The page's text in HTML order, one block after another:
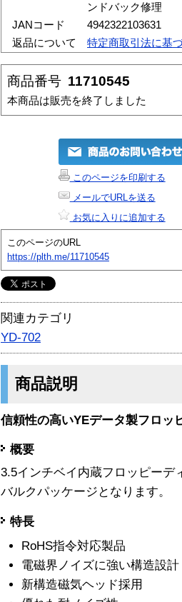
ンドバック修理
JANコード
4942322103631
返品について
特定商取引法に基
商品番号 11710545
本商品は販売を終了しました
このページを印刷する
メールでURLを送る
お気に入りに追加する
このページのURL
https://plth.me/11710545
関連カテゴリ
YD-702
商品説明
信頼性の高いYEデータ製フロッ
概要
3.5インチベイ内蔵フロッピーデ
バルクパッケージとなります。
特長
RoHS指令対応製品
電磁界ノイズに強い構造設計
新構造磁気ヘッド採用